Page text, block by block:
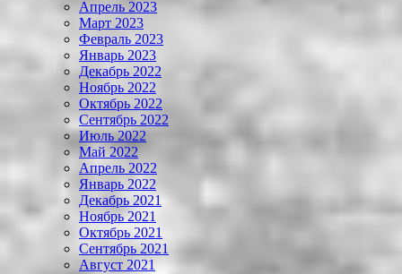
Апрель 2023
Март 2023
Февраль 2023
Январь 2023
Декабрь 2022
Ноябрь 2022
Октябрь 2022
Сентябрь 2022
Июль 2022
Май 2022
Апрель 2022
Январь 2022
Декабрь 2021
Ноябрь 2021
Октябрь 2021
Сентябрь 2021
Август 2021